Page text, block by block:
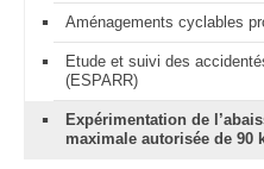
Aménagements cyclables
Etude et suivi des
(ESPARR)
Expérimentation de
maximale autorisée de 90